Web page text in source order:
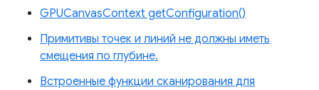
GPUCanvasContext getConfiguration()
Примитивы точек и линий не должны иметь
смещения по глубине.
Встроенные функции сканирования для